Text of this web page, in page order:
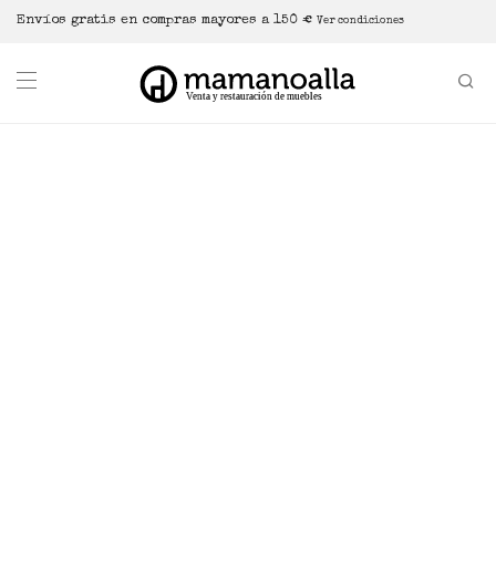
Envíos gratis en compras mayores a 150 € Ver condiciones